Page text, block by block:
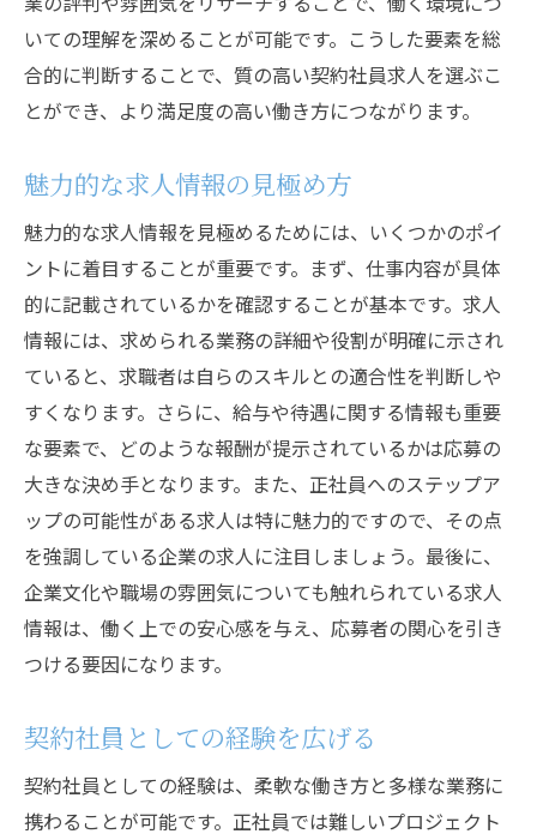
いての理解を深めることが可能です。こうした要素を総
合的に判断することで、質の高い契約社員求人を選ぶこ
とができ、より満足度の高い働き方につながります。
魅力的な求人情報の見極め方
魅力的な求人情報を見極めるためには、いくつかのポイ
ントに着目することが重要です。まず、仕事内容が具体
的に記載されているかを確認することが基本です。求人
情報には、求められる業務の詳細や役割が明確に示され
ていると、求職者は自らのスキルとの適合性を判断しや
すくなります。さらに、給与や待遇に関する情報も重要
な要素で、どのような報酬が提示されているかは応募の
大きな決め手となります。また、正社員へのステップア
ップの可能性がある求人は特に魅力的ですので、その点
を強調している企業の求人に注目しましょう。最後に、
企業文化や職場の雰囲気についても触れられている求人
情報は、働く上での安心感を与え、応募者の関心を引き
つける要因になります。
契約社員としての経験を広げる
契約社員としての経験は、柔軟な働き方と多様な業務に
携わることが可能です。正社員では難しいプロジェクト